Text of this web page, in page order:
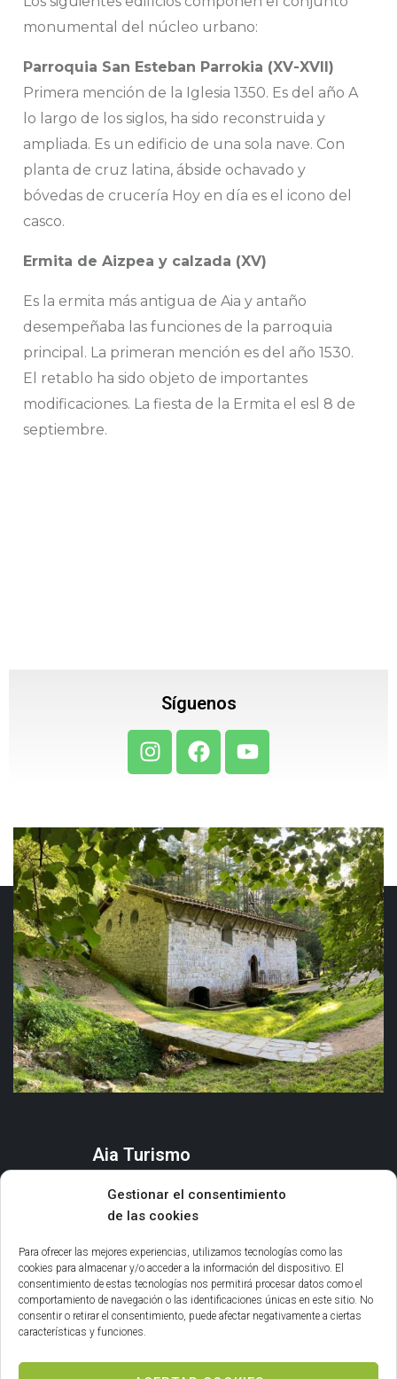
Gestionar el consentimiento
de las cookies
Para ofrecer las mejores experiencias, utilizamos tecnologías como las
cookies para almacenar y/o acceder a la información del dispositivo. El
consentimiento de estas tecnologías nos permitirá procesar datos como el
comportamiento de navegación o las identificaciones únicas en este sitio. No
consentir o retirar el consentimiento, puede afectar negativamente a ciertas
características y funciones.
monumental del núcleo urbano:
Parroquia San Esteban Parrokia (XV-XVII)
Primera mención de la Iglesia 1350. Es del año A
lo largo de los siglos, ha sido reconstruida y
ampliada. Es un edificio de una sola nave. Con
planta de cruz latina, ábside ochavado y
bóvedas de crucería Hoy en día es el icono del
casco.
Ermita de Aizpea y calzada (XV)
Es la ermita más antigua de Aia y antaño
desempeñaba las funciones de la parroquia
principal. La primeran mención es del año 1530.
El retablo ha sido objeto de importantes
modificaciones. La fiesta de la Ermita el esl 8 de
septiembre.
Síguenos
Aia Turismo
QUÉ HACER
AGENDA Y EVENTOS
Información general
INFORMACIÓN LEGAL